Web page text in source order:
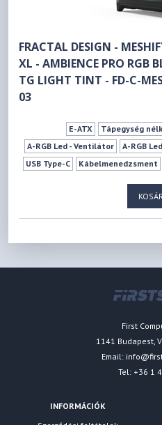
FRACTAL DESIGN -
XL - AMBIENCE PRO RGB
TG LIGHT TINT - FD-C-
03
E-ATX Tápegység
A-RGB Led - Ventilátor
A-RGB
USB Type-C
Kábelmenedzsment
First
1141 Budapest,
Email:
Tel: +36 1
INFORMÁCIÓK